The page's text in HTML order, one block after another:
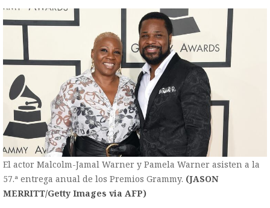
El actor Malcolm-Jamal Warner y Pamela Warner asisten a la
57.ª entrega anual de los Premios Grammy. (JASON
MERRITT/Getty Images via AFP)